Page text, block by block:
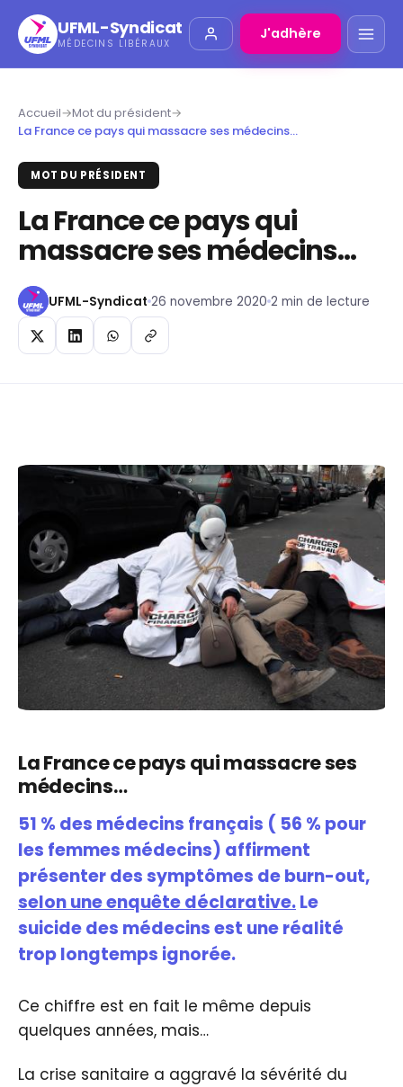
UFML-Syndicat
MÉDECINS LIBÉRAUX
J'adhère
Accueil→Mot du président→
La France ce pays qui massacre ses médecins…
MOT DU PRÉSIDENT
La France ce pays qui
massacre ses médecins…
UFML-Syndicat 26 novembre 2020 2 min de lecture
La France ce pays qui massacre ses
médecins…
51 % des médecins français ( 56 % pour
les femmes médecins) affirment
présenter des symptômes de burn-out,
selon une enquête déclarative.Le
suicide des médecins est une réalité
trop longtemps ignorée.
Ce chiffre est en fait le même depuis
quelques années, mais…
La crise sanitaire a aggravé la sévérité du